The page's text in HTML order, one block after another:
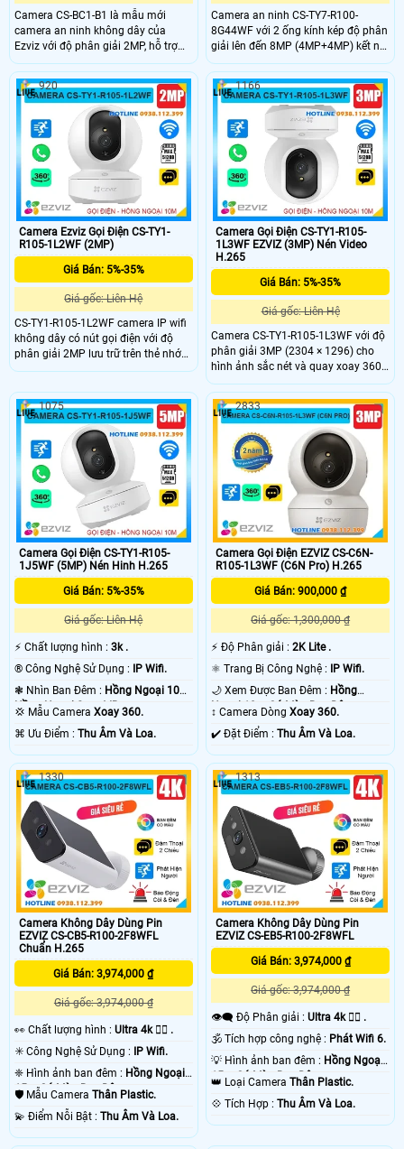
Camera CS-BC1-B1 là mẫu mới
camera an ninh không dây của
Ezviz với độ phân giải 2MP, hỗ trợ
hồng ngoại 10m và có màu vào ban
đêm. Camera tích hợp pin sạc
Lithium 12.900 mAh, chuẩn nén
H.265, đàm thoại 2 chiều và phát
hiện chính xác chuyển động của con
người. Với chuẩn kháng nước IP66,
camera hoạt động bền bỉ trong mọi
điều kiện thời tiết.
Camera an ninh CS-TY7-R100-
8G44WF với 2 ống kính kép độ phân
giải lên đến 8MP (4MP+4MP) kết nối
wifi không dây có khe thẻ nhớ
512GB, chip xử lý CMOS. hồng ngoại
10m phát hiện chuyển động thông
minh hình ảnh sắc nét. Camera hỗ
trợ nút gọi điện thoại chỉ cần 1
chạm, 1 ống kính cố định và 1 ống
kính quay quét được 360 độ dễ
dàng sử dụng giá rẻ.
Camera Ezviz Gọi Điện CS-TY1-
R105-1L2WF (2MP)
Giá Bán: 5%-35%
Giá gốc: Liên Hệ
CS-TY1-R105-1L2WF camera IP wifi
không dây có nút gọi điện với độ
phân giải 2MP lưu trữ trên thẻ nhớ
512GB chip xử lý CMOS cho hình
10m hỗ trợ chức năng tự động theo
dõi người xâm nhập Phát hiện hình
dạng con người thông minh tích
hợp mic và loa dễ dàng đàm thoại
được 2 chiều giá rẻ phù hợp lắp đặt
trong nhà.
920
Camera Gọi Điện CS-TY1-R105-
1L3WF EZVIZ (3MP) Nén Video
H.265
Giá Bán: 5%-35%
Giá gốc: Liên Hệ
Camera CS-TY1-R105-1L3WF với độ
phân giải 3MP (2304 × 1296) cho
hình ảnh sắc nét và quay xoay 360
độ, bao quát toàn bộ không gian.
Công nghệ nén H.265 giúp tiết kiệm
băng thông, tích hợp AI phát hiện và
theo dõi chuyển động thông minh.
Ngoài ra, camera hỗ trợ thẻ nhớ lên
đến 512GB, đàm thoại hai chiều với
micro và loa tích hợp, cùng hồng
ngoại 10m giúp quan sát rõ ràng cả
trong đêm.
1166
Camera Gọi Điện CS-TY1-R105-
1J5WF (5MP) Nén Hinh H.265
Giá Bán: 5%-35%
Giá gốc: Liên Hệ
️⚡ Chất lượng hình : 3k .
®️ Công Nghệ Sử Dụng : IP Wifi.
❃ Nhìn Ban Đêm : Hồng Ngoại 10m
Hồng Ngoại Smart IR.
💢 Mẫu Camera Xoay 360.
️⌘ Ưu Điểm : Thu Âm Và Loa.
1075
Camera Gọi Điện EZVIZ CS-C6N-
R105-1L3WF (C6N Pro) H.265
Giá Bán: 900,000 ₫
Giá gốc: 1,300,000 ₫
️⚡ Độ Phân giải :2K Lite .
⚛️ Trang Bị Công Nghệ : IP Wifi.
🌙 Xem Được Ban Đêm : Hồng
Ngoại 10m Có Màu Ban Ðêm.
↕️ Camera DòngXoay 360.
️✔️ Đặt Điểm :Thu Âm Và Loa.
2833
Camera Không Dây Dùng Pin
EZVIZ CS-CB5-R100-2F8WFL
Chuẩn H.265
Giá Bán: 3,974,000 ₫
Giá gốc: 3,974,000 ₫
️👀 Chất lượng hình : Ultra 4k 👍🏾 .
✳️ Công Nghệ Sử Dụng :
IP Wifi.
❈ Hình ảnh ban đêm : Hồng Ngoại
15m Có Màu Ban Ðêm.
🛡 Mẫu Camera Thân Plastic.
️💫 Điểm Nỗi Bật : Thu Âm Và Loa.
1330
Camera Không Dây Dùng Pin
EZVIZ CS-EB5-R100-2F8WFL
Giá Bán: 3,974,000 ₫
Giá gốc: 3,974,000 ₫
👁️‍🗨 Độ Phân giải :Ultra 4k 👍🏾 .
🕉️ Tích hợp công nghệ : Phát Wifi 6.
💡 Hình ảnh ban đêm : Hồng Ngoại
15m Có Màu Ban Ðêm.
👑 Loại CameraThân Plastic.
️💠 Tích Hợp :Thu Âm Và Loa.
1313